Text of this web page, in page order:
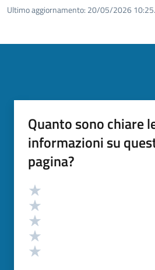
Ultimo aggiornamento: 20/05/2026
Quanto sono chiare
informazioni su
pagina?
Valutazione